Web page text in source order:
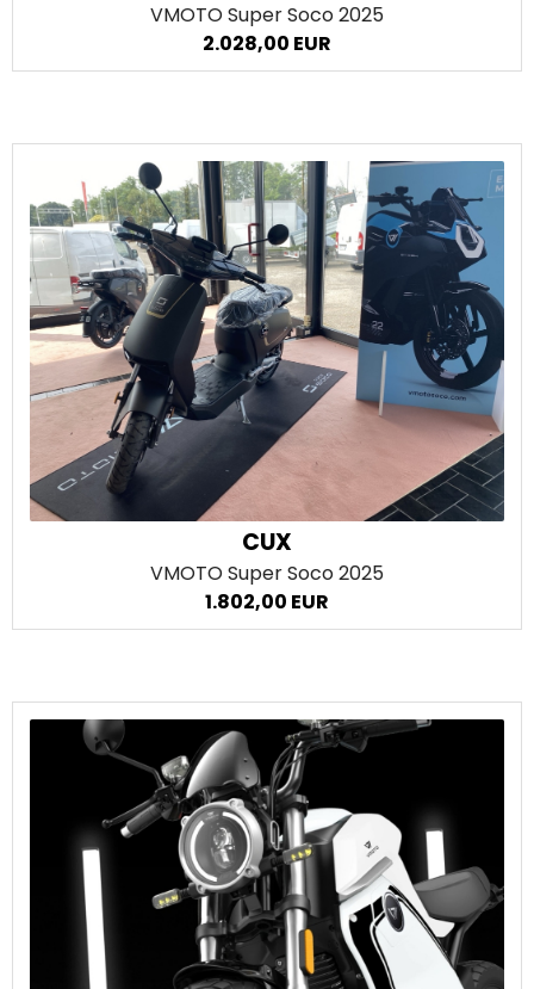
VMOTO Super Soco2025
2.028,00 EUR
CUX
VMOTO Super Soco2025
1.802,00 EUR